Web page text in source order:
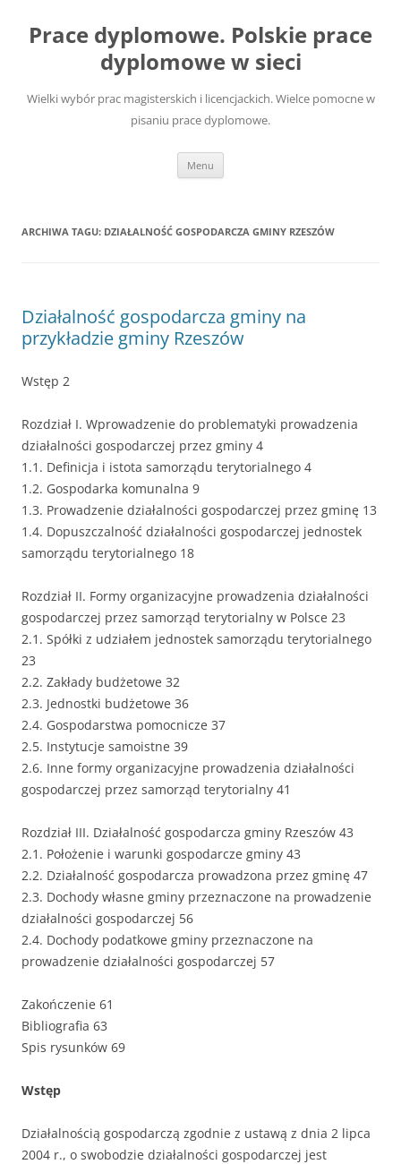
treści
Prace dyplomowe. Polskie prace
dyplomowe w sieci
Wielki wybór prac magisterskich i licencjackich. Wielce pomocne w
pisaniu prace dyplomowe.
Menu
ARCHIWA TAGU: DZIAŁALNOŚĆ GOSPODARCZA GMINY RZESZÓW
Działalność gospodarcza gminy na
przykładzie gminy Rzeszów
Wstęp 2
Rozdział I. Wprowadzenie do problematyki prowadzenia
działalności gospodarczej przez gminy 4
1.1. Definicja i istota samorządu terytorialnego 4
1.2. Gospodarka komunalna 9
1.3. Prowadzenie działalności gospodarczej przez gminę 13
1.4. Dopuszczalność działalności gospodarczej jednostek
samorządu terytorialnego 18
Rozdział II. Formy organizacyjne prowadzenia działalności
gospodarczej przez samorząd terytorialny w Polsce 23
2.1. Spółki z udziałem jednostek samorządu terytorialnego
23
2.2. Zakłady budżetowe 32
2.3. Jednostki budżetowe 36
2.4. Gospodarstwa pomocnicze 37
2.5. Instytucje samoistne 39
2.6. Inne formy organizacyjne prowadzenia działalności
gospodarczej przez samorząd terytorialny 41
Rozdział III. Działalność gospodarcza gminy Rzeszów 43
2.1. Położenie i warunki gospodarcze gminy 43
2.2. Działalność gospodarcza prowadzona przez gminę 47
2.3. Dochody własne gminy przeznaczone na prowadzenie
działalności gospodarczej 56
2.4. Dochody podatkowe gminy przeznaczone na
prowadzenie działalności gospodarczej 57
Zakończenie 61
Bibliografia 63
Spis rysunków 69
Wstęp
Działalnością gospodarczą zgodnie z ustawą z dnia 2 lipca
2004 r., o swobodzie działalności gospodarczej jest